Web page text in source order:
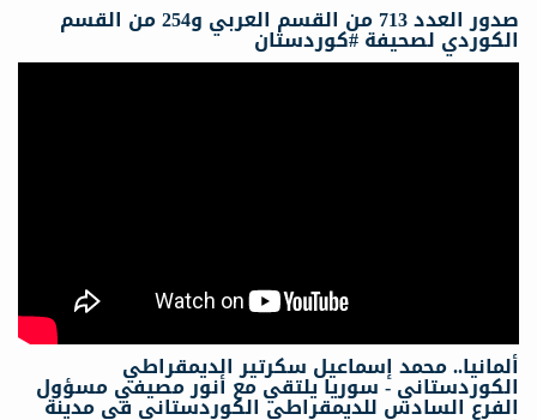
صدور العدد 713 من القسم العربي و254 من القسم
الكوردي لصحيفة #كوردستان
ألمانيا.. محمد إسماعيل سكرتیر الدیمقراطي
الكوردستاني - سوريا يلتقي مع أنور مصيفي مسؤول
الفرع السادس للديمقراطي الكوردستاني في مدينة